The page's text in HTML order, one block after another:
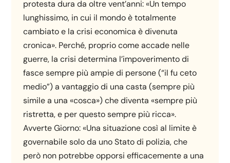
protesta dura da oltre vent’anni: «Un tempo
lunghissimo, in cui il mondo è totalmente
cambiato e la crisi economica è divenuta
cronica». Perché, proprio come accade nelle
guerre, la crisi determina l’impoverimento di
fasce sempre più ampie di persone (“il fu ceto
medio”) a vantaggio di una casta (sempre più
simile a una «cosca») che diventa «sempre più
ristretta, e per questo sempre più ricca».
Avverte Giorno: «Una situazione così al limite è
governabile solo da uno Stato di polizia, che
però non potrebbe opporsi efficacemente a una